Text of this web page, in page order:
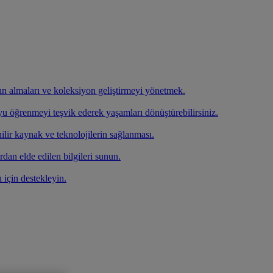
almaları ve koleksiyon geliştirmeyi yönetmek.
öğrenmeyi teşvik ederek yaşamları dönüştürebilirsiniz.
kaynak ve teknolojilerin sağlanması.
elde edilen bilgileri sunun.
için destekleyin.